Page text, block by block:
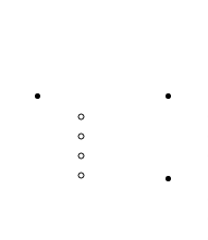
Mastodon